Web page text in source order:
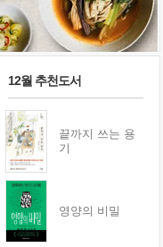
12월 추천도서
끝까지 쓰는 용
기
영양의 비밀